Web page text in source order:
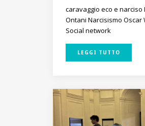
caravaggio eco e narciso
Ontani Narcisismo Oscar
Social network
LEGGI TUTTO